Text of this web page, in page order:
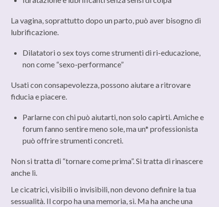
La vagina, soprattutto dopo un parto, può aver bisogno di
lubrificazione.
Dilatatori o sex toys come strumenti di ri-educazione,
non come “sexo-performance”
Usati con consapevolezza, possono aiutare a ritrovare
fiducia e piacere.
Parlarne con chi può aiutarti, non solo capirti. Amiche e
forum fanno sentire meno sole, ma un* professionista
può offrire strumenti concreti.
Non si tratta di “tornare come prima”. Si tratta di rinascere
anche lì.
Le cicatrici, visibili o invisibili, non devono definire la tua
sessualità. Il corpo ha una memoria, sì. Ma ha anche una